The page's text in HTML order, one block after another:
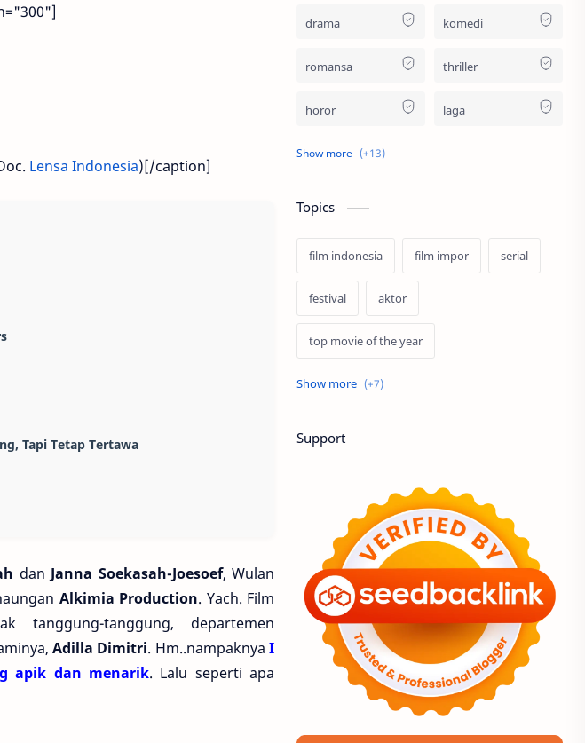
Lensa Indonesia)[/caption]
Tapi Tetap Tertawa
danJanna Soekasah-Joesoef, Wulan
Alkimia Production. Yach. Film
tanggung-tanggung, departemen
Adilla Dimitri. Hm..nampaknyaI
apik dan menarik. Lalu seperti apa
drama komedi
romansa thriller
horor laga
religi
fiksi ilmiah biopik
misteri
fantasi
Topics
film indonesia film impor serial
festival aktor
top movie of the year
bollywood
Support